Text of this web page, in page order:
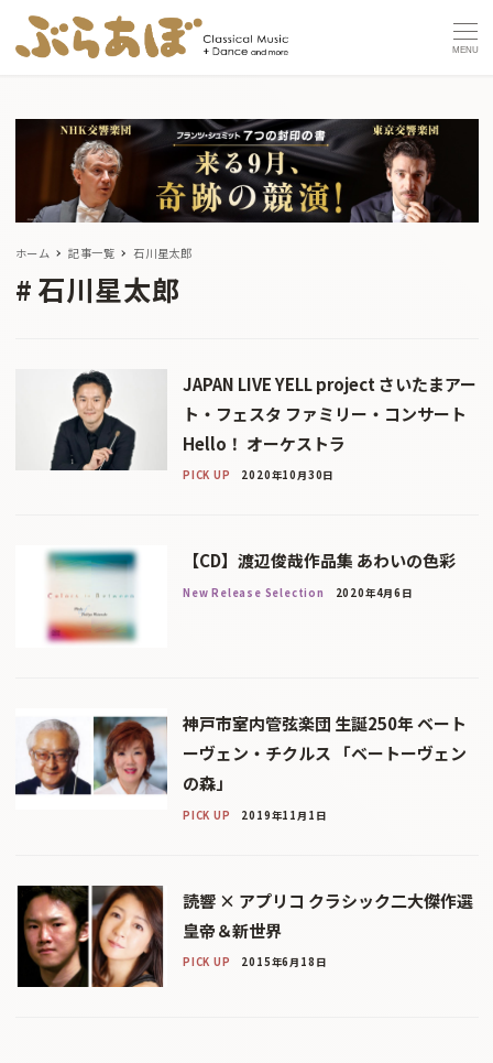
MENU
ホーム 記事一覧 石川星太郎
石川星太郎
JAPAN LIVE YELL project さいたまアー
ト・フェスタ ファミリー・コンサート
Hello！ オーケストラ
PICK UP 2020年10月30日
【CD】渡辺俊哉作品集 あわいの色彩
New Release Selection 2020年4月6日
神戸市室内管弦楽団 生誕250年 ベート
ーヴェン・チクルス 「ベートーヴェン
の森」
PICK UP 2019年11月1日
読響 × アプリコ クラシック二大傑作選
皇帝＆新世界
PICK UP 2015年6月18日